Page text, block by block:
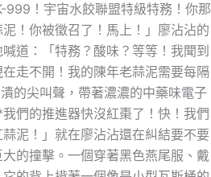
999！宇宙水餃聯盟特級特務！你那
！你被徵召了！馬上！」廖沾沾的
道：「特務？酸味？等等！我聞到
走不開！我的陳年老蒜泥需要每隔
的尖叫聲，帶著濃濃的中藥味電子
們的推進器快沒紅棗了！快！我們
泥！」就在廖沾沾還在糾結要不要
的撞擊。一個穿著黑色燕尾服、戴